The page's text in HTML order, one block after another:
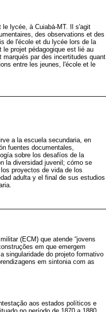
le lycée, à Cuiabá-MT. Il s'agit
des observations et des
de l'école et du lycée lors de la
projet pédagogique est lié au
par des incertitudes quant
entre les jeunes, l'école et le
a la escuela secundaria, en
fuentes documentales,
sobre los desafíos de la
la diversidad juvenil; cómo se
proyectos de vida de los
adulta y el final de sus estudios
(ECM) que atende “jovens
em que emergem
singularidade do projeto formativo
em sintonia com as
aos estados políticos e